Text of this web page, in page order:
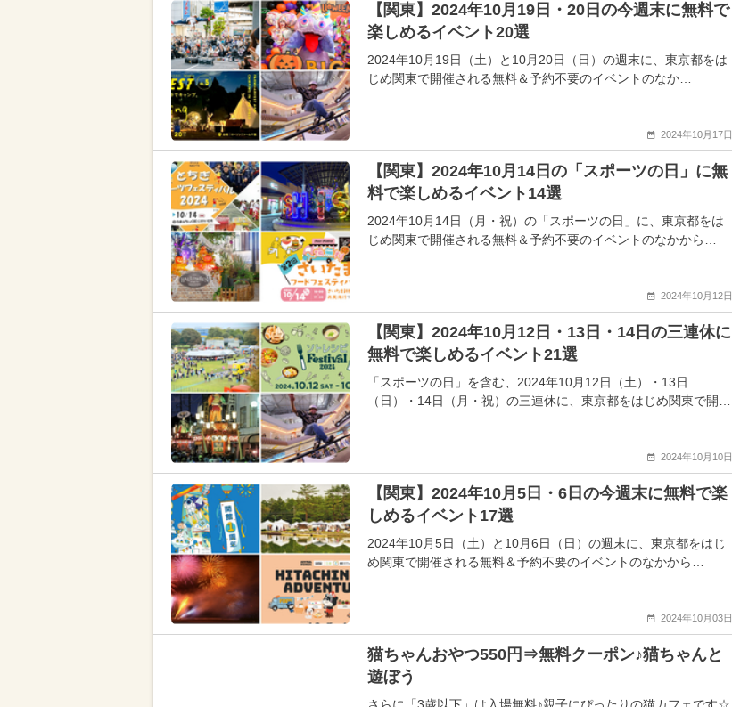
【関東】2024年10月19日・20日の今週末に無料で
楽しめるイベント20選
2024年10月19日（土）と10月20日（日）の週末に、東京都をは
じめ関東で開催される無料＆予約不要のイベントのなか…
2024年10月17日
【関東】2024年10月14日の「スポーツの日」に無
料で楽しめるイベント14選
2024年10月14日（月・祝）の「スポーツの日」に、東京都をは
じめ関東で開催される無料＆予約不要のイベントのなかから…
2024年10月12日
【関東】2024年10月12日・13日・14日の三連休に
無料で楽しめるイベント21選
「スポーツの日」を含む、2024年10月12日（土）・13日
（日）・14日（月・祝）の三連休に、東京都をはじめ関東で開…
2024年10月10日
【関東】2024年10月5日・6日の今週末に無料で楽
しめるイベント17選
2024年10月5日（土）と10月6日（日）の週末に、東京都をはじ
め関東で開催される無料＆予約不要のイベントのなかから…
2024年10月03日
猫ちゃんおやつ550円⇒無料クーポン♪猫ちゃんと
遊ぼう